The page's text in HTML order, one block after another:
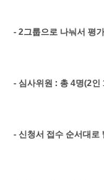
- 2그룹으로 나눠서 평
- 심사위원 : 총 4명(2인
- 신청서 접수 순서대로